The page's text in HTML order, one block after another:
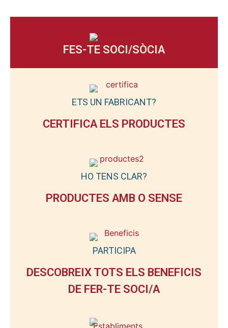
FES-TE SOCI/SÒCIA
ETS UN FABRICANT?
CERTIFICA ELS PRODUCTES
HO TENS CLAR?
PRODUCTES AMB O SENSE
PARTICIPA
DESCOBREIX TOTS ELS BENEFICIS
DE FER-TE SOCI/A